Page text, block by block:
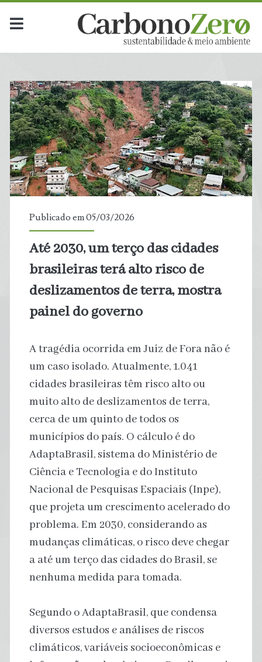
Publicado em 05/03/2026
Até 2030, um terço das cidades
brasileiras terá alto risco de
deslizamentos de terra, mostra
painel do governo
A tragédia ocorrida em Juiz de Fora não é
um caso isolado. Atualmente, 1.041
cidades brasileiras têm risco alto ou
muito alto de deslizamentos de terra,
cerca de um quinto de todos os
municípios do país. O cálculo é do
AdaptaBrasil, sistema do Ministério de
Ciência e Tecnologia e do Instituto
Nacional de Pesquisas Espaciais (Inpe),
que projeta um crescimento acelerado do
problema. Em 2030, considerando as
mudanças climáticas, o risco deve chegar
a até um terço das cidades do Brasil, se
nenhuma medida para tomada.
Segundo o AdaptaBrasil, que condensa
diversos estudos e análises de riscos
climáticos, variáveis socioeconômicas e